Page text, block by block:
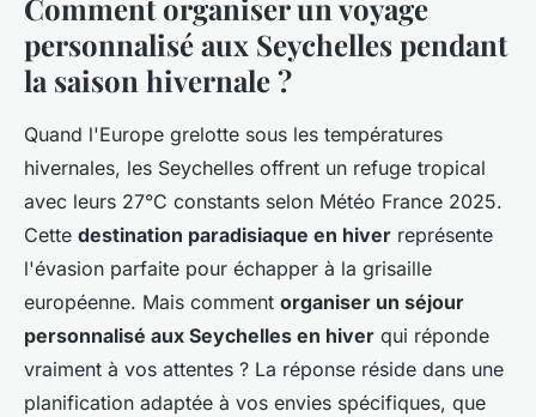
Comment organiser un voyage
personnalisé aux Seychelles pendant
la saison hivernale ?
Quand l'Europe grelotte sous les températures
hivernales, les Seychelles offrent un refuge tropical
avec leurs 27°C constants selon Météo France 2025.
Cette destination paradisiaque en hiver représente
l'évasion parfaite pour échapper à la grisaille
européenne. Mais comment organiser un séjour
personnalisé aux Seychelles en hiver qui réponde
vraiment à vos attentes ? La réponse réside dans une
planification adaptée à vos envies spécifiques, que